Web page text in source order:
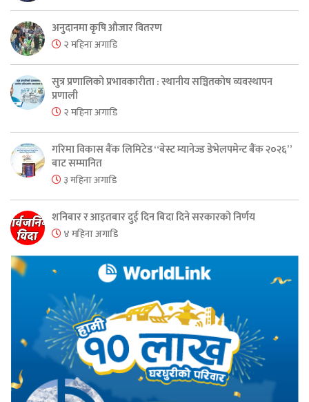
अनुदानमा कृषि औजार वितरण
२ महिना अगाडि
सुत्र प्रणालिको प्रभावकारीता : स्थानीय सञ्चितकोष व्यवस्थापन
प्रणाली
२ महिना अगाडि
गरिमा विकास बैंक लिमिटेड “बेस्ट म्यानेज्ड डेभेलपमेन्ट बैंक २०२६”
बाट सम्मानित
३ महिना अगाडि
शनिबार र आइतबार दुई दिन बिदा दिने सरकारको निर्णय
४ महिना अगाडि